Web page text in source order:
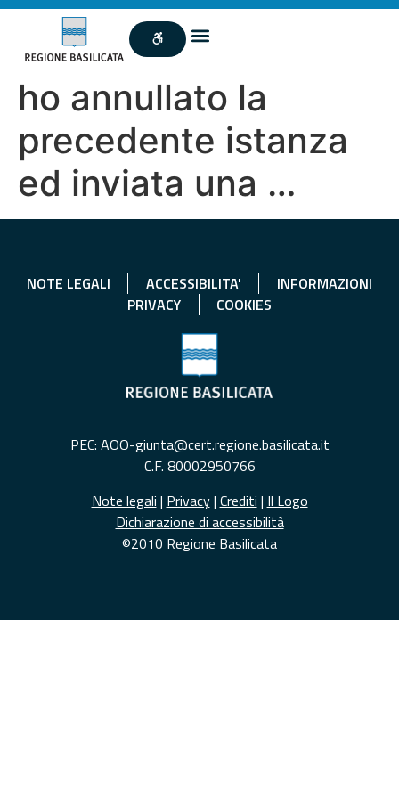
ho annullato la
precedente istanza
ed inviata una …
NOTE LEGALI ACCESSIBILITA'
INFORMAZIONI
PRIVACY
COOKIES
PEC: AOO-giunta@cert.regione.basilicata.it
C.F. 80002950766
Note legali | Privacy| Crediti | Il Logo
Dichiarazione di accessibilità
©2010 Regione Basilicata